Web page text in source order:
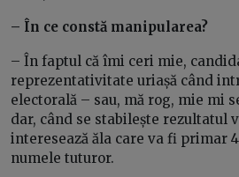
– În ce constă manipularea?
– În faptul că îmi ceri mie,
reprezentativitate uriașă când
electorală – sau, mă rog, mie mi
dar, când se stabilește rezultatul
interesează ăla care va fi primar
numele tuturor.